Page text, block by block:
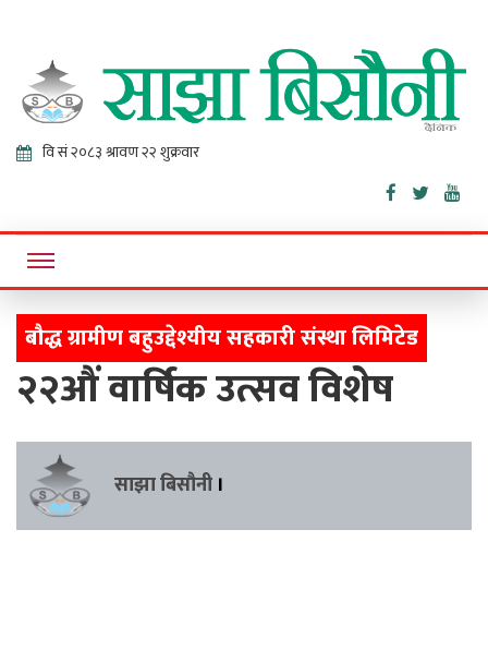
Sajha
Bisaunee
Online News Portal
बौद्ध ग्रामीण बहुउद्देश्यीय सहकारी संस्था लिमिटेड
२२औं वार्षिक उत्सव विशेष
साझा बिसौनी ।